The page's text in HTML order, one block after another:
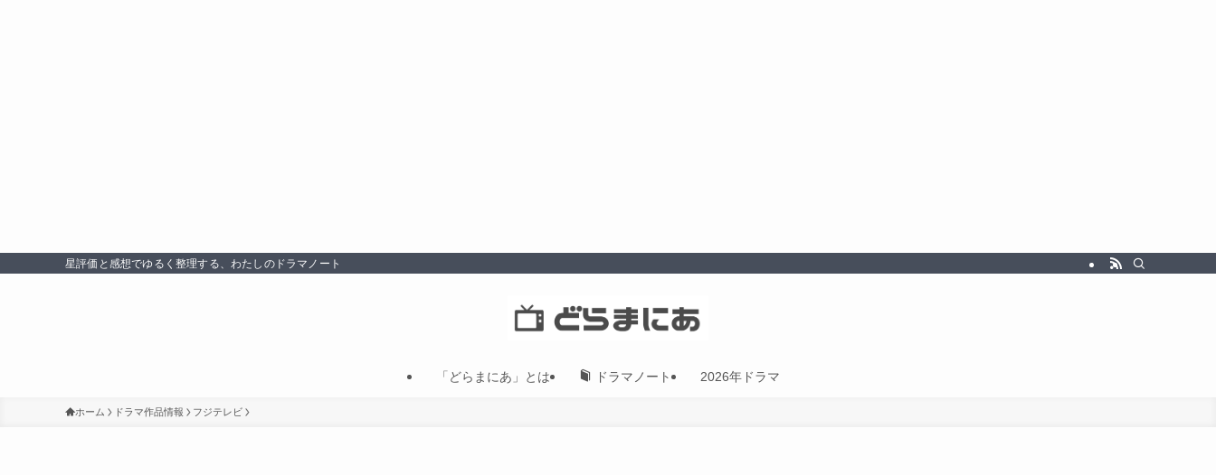
星評価と感想でゆるく整理する、わたしのドラマノート
「どらまにあ」とは ドラマノート 2026年ドラマ
ホーム ドラマ作品情報 フジテレビ